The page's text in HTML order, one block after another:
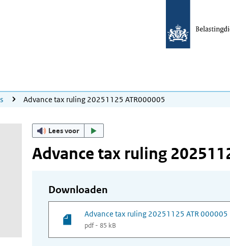
Advance tax ruling 20251125 ATR000005
Lees voor
Advance tax ruling
Downloaden
Advance tax ruling 20251125 ATR 000005
pdf - 85 kB